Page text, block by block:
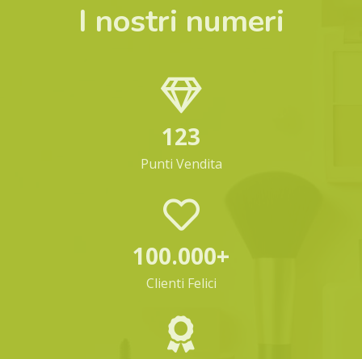
I nostri numeri
123
Punti Vendita
100.000+
Clienti Felici